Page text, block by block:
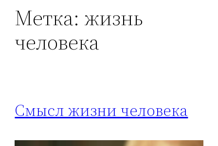
Метка:жизнь
человека
Смысл жизни человека